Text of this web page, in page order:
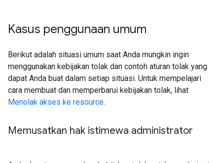
Kasus penggunaan umum
Berikut adalah situasi umum saat Anda mungkin ingin
menggunakan kebijakan tolak dan contoh aturan tolak yang
dapat Anda buat dalam setiap situasi. Untuk mempelajari
cara membuat dan memperbarui kebijakan tolak, lihat
Menolak akses ke resource.
Memusatkan hak istimewa administrator